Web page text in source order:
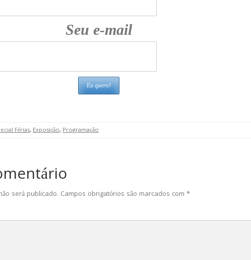
Seu e-mail
Férias, Exposição, Programação
será publicado. Campos obrigatórios são marcados com *